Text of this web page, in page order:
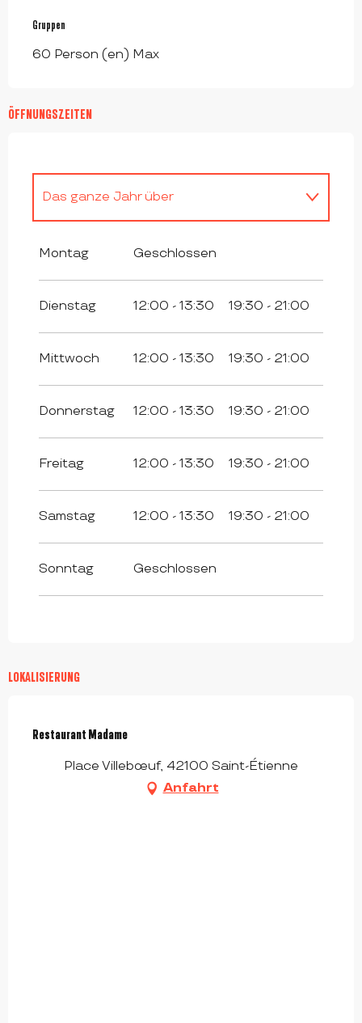
Gruppen
Gruppen
60 Person (en) Max
ÖFFNUNGSZEITEN
Das ganze Jahr über
Montag Geschlossen
Dienstag 12:00 - 13:30 19:30 - 21:00
Mittwoch 12:00 - 13:30 19:30 - 21:00
Donnerstag 12:00 - 13:30 19:30 - 21:00
Freitag 12:00 - 13:30 19:30 - 21:00
Samstag 12:00 - 13:30 19:30 - 21:00
Sonntag Geschlossen
LOKALISIERUNG
Restaurant Madame
Place Villebœuf, 42100 Saint-Étienne
Anfahrt